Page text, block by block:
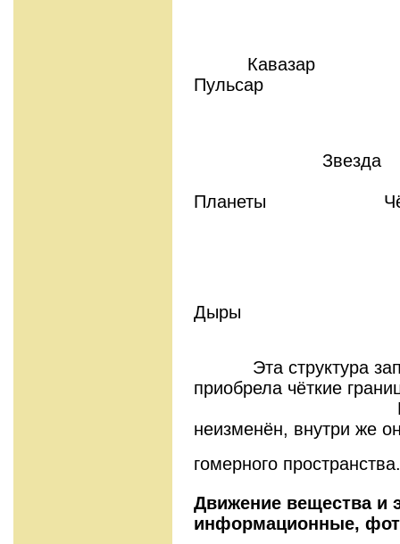
Кавазар
Пульсар
Звезда
Планеты
Дыры
Эта структура
приобрела чёткие
Вне её
неизменён, внутри же
гомерного пространства.
Движение вещества и
информационные,